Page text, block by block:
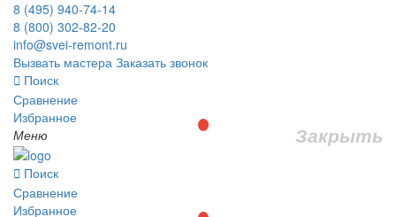
8 (495) 940-74-14
8 (800) 302-82-20
info@svei-remont.ru
Вызвать мастера Заказать звонок
Поиск
Сравнение
Избранное
Меню
Закрыть
Поиск
Сравнение
Избранное